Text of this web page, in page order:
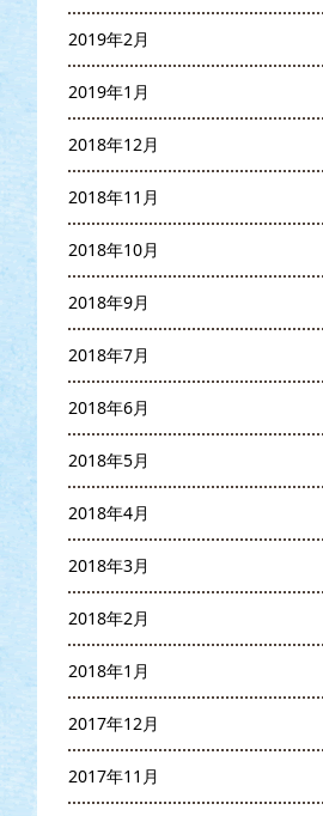
2019年2月
2019年1月
2018年12月
2018年11月
2018年10月
2018年9月
2018年7月
2018年6月
2018年5月
2018年4月
2018年3月
2018年2月
2018年1月
2017年12月
2017年11月